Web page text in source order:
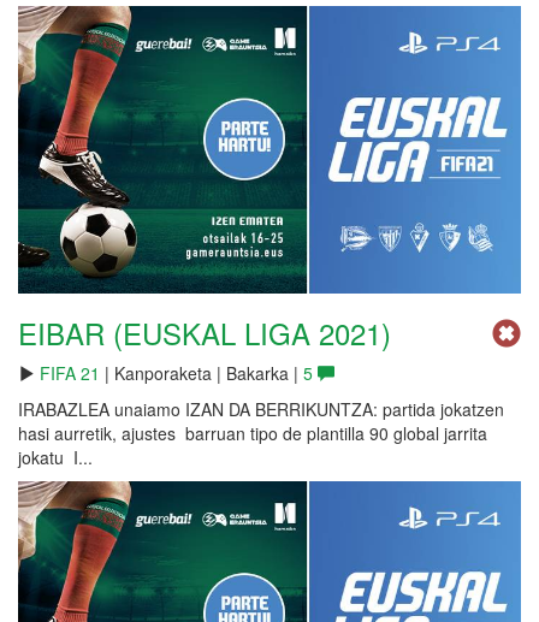
EIBAR (EUSKAL LIGA 2021)
FIFA 21 | Kanporaketa | Bakarka | 5
IRABAZLEA unaiamo IZAN DA BERRIKUNTZA: partida jokatzen
hasi aurretik, ajustes barruan tipo de plantilla 90 global jarrita
jokatu I...